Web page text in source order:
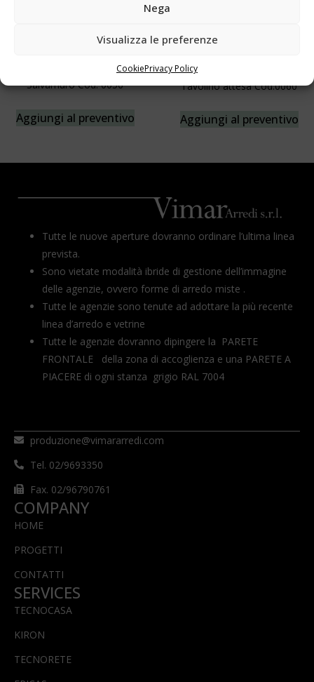
Nega
Visualizza le preferenze
CookiePrivacy Policy
Salvamuro Cod. 0056
Aggiungi al preventivo
Tavolino attesa Cod.0060
Aggiungi al preventivo
Tutte le nuove aperture dovranno ordinare l’ultima linea
prevista.
Sono vietate modalità ibride di gestione dell’immagine
delle agenzie, ovvero forme di arredo miste .
Tutte le agenzie sono tenute ad adottare la più recente
linea d’arredo e vetrine
Tutte le agenzie dovranno dipingere la PARETE
FRONTALE della zona di accoglienza e una PARETE A
PIACERE di ogni stanza grigio RAL 7004
produzione@vimararredi.com
Tel. 02/9693350
Fax. 02/96790761
COMPANY
HOME
PROGETTI
CONTATTI
SERVICES
TECNOCASA
KIRON
TECNORETE